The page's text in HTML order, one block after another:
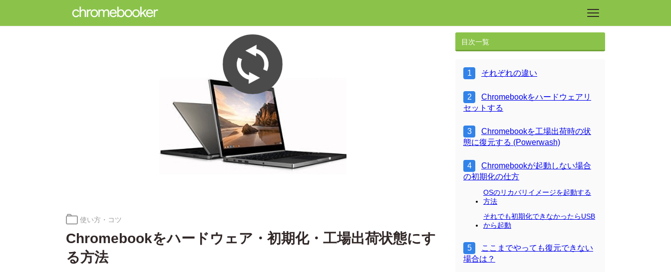
カ
ゴ
ー:
使い方・コツ
Chromebookをハードウェア・初期化・工場出荷状態にす
る方法
目次一覧
それぞれの違い
Chromebookをハードウェアリ
セットする
Chromebookを工場出荷時の状
態に復元する (Powerwash)
Chromebookが起動しない場合
の初期化の仕方
OSのリカバリイメージを起動する
方法
それでも初期化できなかったらUSB
から起動
ここまでやっても復元できない
場合は？